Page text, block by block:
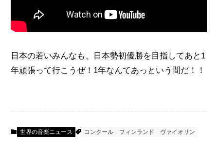
日本の若いみんなも、日本勢初優勝を目指してあと1
年頑張って行こうぜ！1年なんてあっという間だ！！
世界の音楽ニュース コンクール フィンランド ヴァイオリン